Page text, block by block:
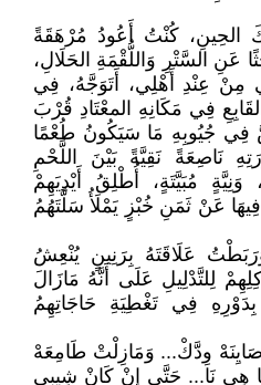
الحِينِ، كُنْتُ أَعُودُ مُرْهَقَةً
السَّتْرِ وَاللُّقْمَةِ الحَلَالِ،
مِنْ عِنْدِ أَهْلِي، أَتَوَجَّهُ، فِي
فِي مَكَانِهِ المعْتَادِ قُرْبَ
فِي جُيُوبِهِ مَا سَيَكُونُ طُعْمًا
نَاصِعَةً نَقِيَّةً بَيْنَ اللَّحْمِ
مُبَيَّتَةٍ، أُطْلِقُ أَيْدِيَهِمْ
عَنْ ثَمَنِ خُبْزٍ يَمْلَأُ سَلَّتَهُمُ
عَلَاقَتَهُ بِرَنِينٍ يُنْعِشُ
لِلتَّدْلِيلِ عَلَى أَنَّهُ مَازَالَ
فِي تَغْطِيَةِ حَاجَاتِهِمُ
صَايِنَهْ وِدَّكْ... وَمَازِلْتْ طَامِعَهْ
هِي نَا... حَتَّى إِنْ كَانْ شِيبِي